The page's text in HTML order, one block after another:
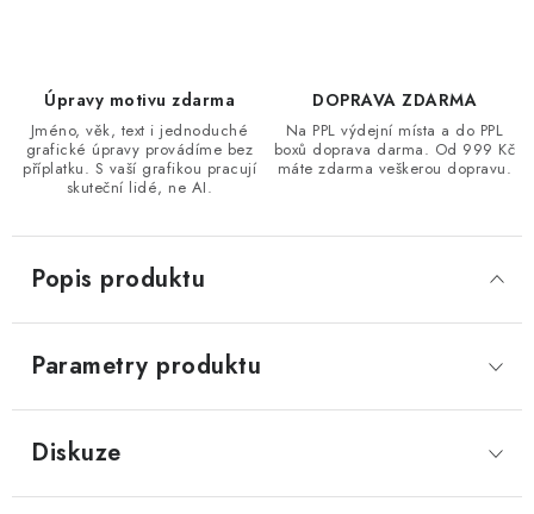
Úpravy motivu zdarma
Jméno, věk, text i jednoduché
grafické úpravy provádíme bez
příplatku. S vaší grafikou pracují
skuteční lidé, ne AI.
DOPRAVA ZDARMA
Na PPL výdejní místa a do PPL
boxů doprava darma. Od 999 Kč
máte zdarma veškerou dopravu.
Popis produktu
Parametry produktu
Diskuze